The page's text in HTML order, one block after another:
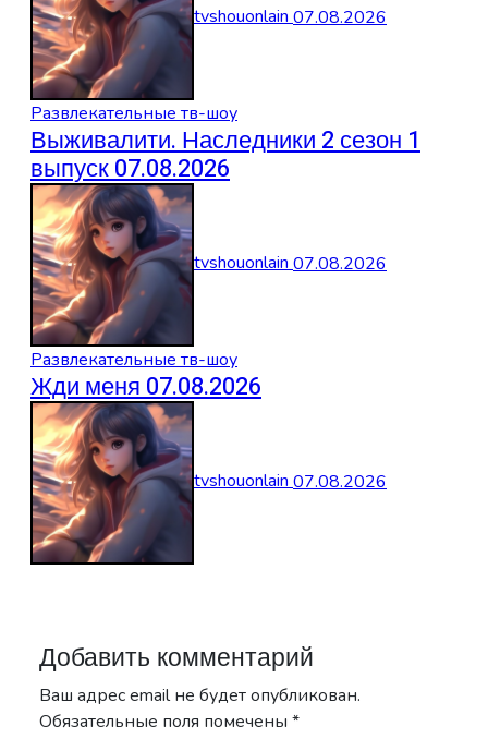
tvshouonlain07.08.2026
Развлекательные тв-шоу
Выживалити. Наследники 2 сезон 1
выпуск 07.08.2026
tvshouonlain07.08.2026
Развлекательные тв-шоу
Жди меня 07.08.2026
tvshouonlain07.08.2026
Добавить комментарий
Ваш адрес email не будет опубликован.
Обязательные поля помечены *